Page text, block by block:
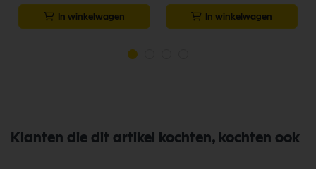
In winkelwagen In winkelwagen
Klanten die dit artikel kochten, kochten ook